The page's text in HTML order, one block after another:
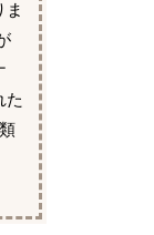
ま
た